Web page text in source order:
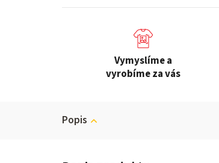
Vymyslíme a
vyrobíme za vás
Popis